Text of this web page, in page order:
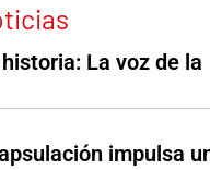
La voz de la
impulsa